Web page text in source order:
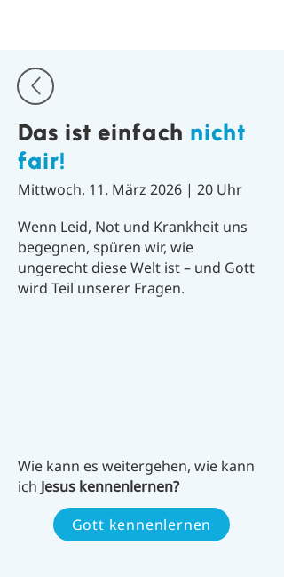
Das ist einfach nicht
fair!
Mittwoch, 11. März 2026 | 20 Uhr
Wenn Leid, Not und Krankheit uns
begegnen, spüren wir, wie
ungerecht diese Welt ist – und Gott
wird Teil unserer Fragen.
Wie kann es weitergehen, wie kann
ich Jesus kennenlernen?
Gott kennenlernen